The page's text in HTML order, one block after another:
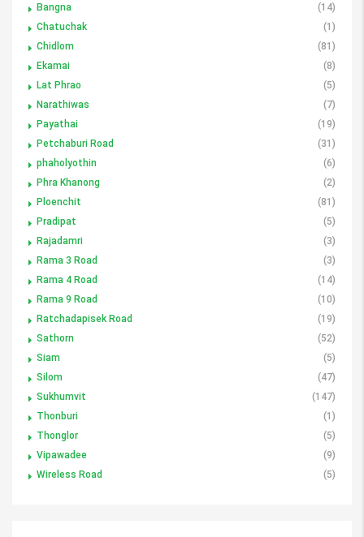
Bangna
(14)
Chatuchak
(1)
Chidlom
(81)
Ekamai
(8)
Lat Phrao
(5)
Narathiwas
(7)
Payathai
(19)
Petchaburi Road
(31)
phaholyothin
(6)
Phra Khanong
(2)
Ploenchit
(81)
Pradipat
(5)
Rajadamri
(3)
Rama 3 Road
(3)
Rama 4 Road
(14)
Rama 9 Road
(10)
Ratchadapisek Road
(19)
Sathorn
(52)
Siam
(5)
Silom
(47)
Sukhumvit
(147)
Thonburi
(1)
Thonglor
(5)
Vipawadee
(9)
Wireless Road
(5)